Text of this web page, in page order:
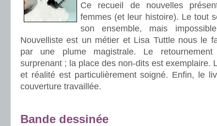
Ce recueil de nouvelles
femmes (et leur histoire). Le tout
son ensemble, mais
Nouvelliste est un métier et Lisa Tuttle nous le
par une plume magistrale. Le
surprenant ; la place des non-dits est exemplaire.
et réalité est particulièrement soigné. Enfin, le
couverture travaillée.
Bande dessinée